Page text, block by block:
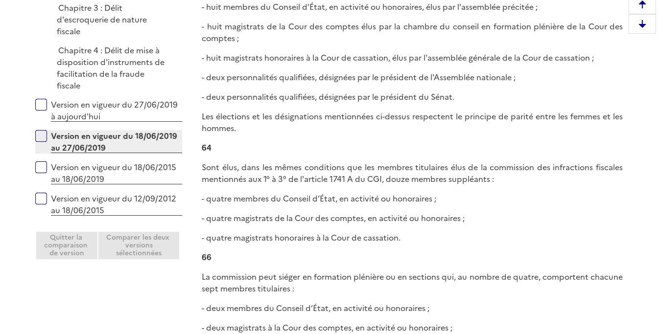
Chapitre 3 : Délit
d'escroquerie de nature
fiscale
Chapitre 4 : Délit de mise à
disposition d'instruments de
facilitation de la fraude
fiscale
Versions sur la période
Version en vigueur du 27/06/2019
à aujourd'hui
Version en vigueur du 18/06/2019
au 27/06/2019
Version en vigueur du 18/06/2015
au 18/06/2019
Version en vigueur du 12/09/2012
au 18/06/2015
Quitter la
comparaison
de version
Comparer les deux
versions
sélectionnées
- huit membres du Conseil d’État, en activité ou honoraires, élus par l'assemblée précitée ;
- huit magistrats de la Cour des comptes élus par la chambre du conseil en formation plénière de la Cour des
comptes ;
- huit magistrats honoraires à la Cour de cassation, élus par l'assemblée générale de la Cour de cassation ;
- deux personnalités qualifiées, désignées par le président de l'Assemblée nationale ;
- deux personnalités qualifiées, désignées par le président du Sénat.
Les élections et les désignations mentionnées ci-dessus respectent le principe de parité entre les femmes et les
hommes.
64
Sont élus, dans les mêmes conditions que les membres titulaires élus de la commission des infractions fiscales
mentionnés aux 1° à 3° de l'article 1741 A du CGI, douze membres suppléants :
- quatre membres du Conseil d’État, en activité ou honoraires ;
- quatre magistrats de la Cour des comptes, en activité ou honoraires ;
- quatre magistrats honoraires à la Cour de cassation.
66
La commission peut siéger en formation plénière ou en sections qui, au nombre de quatre, comportent chacune
sept membres titulaires :
- deux membres du Conseil d’État, en activité ou honoraires ;
- deux magistrats à la Cour des comptes, en activité ou honoraires ;
e
m
D